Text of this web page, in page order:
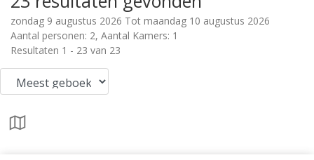
zondag 9 augustus 2026 Tot maandag 10 augustus 2026
Aantal personen: 2, Aantal Kamers: 1
Resultaten 1 - 23 van 23